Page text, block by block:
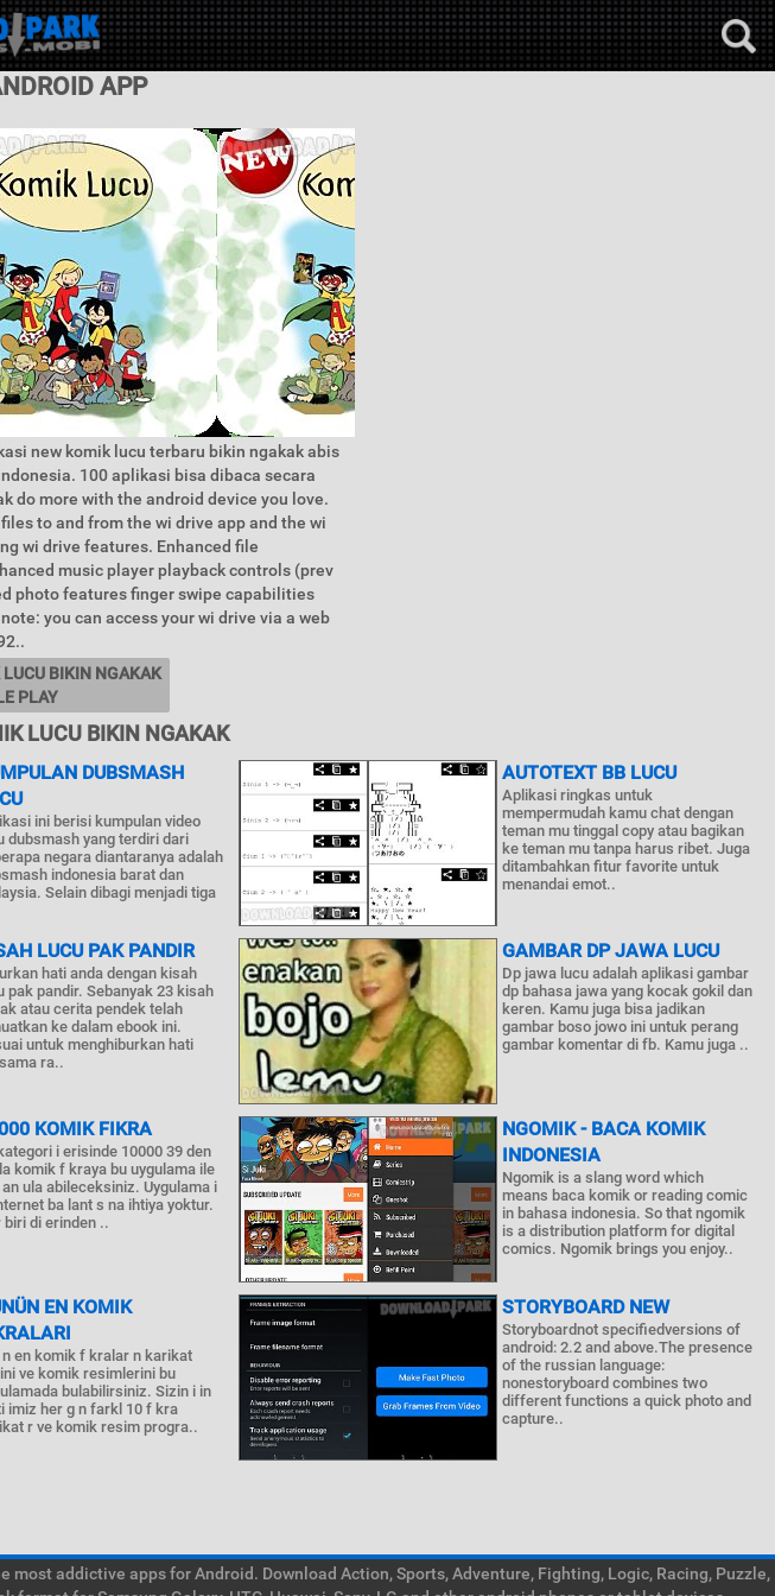
APP
new komik lucu terbaru bikin ngakak abis
100 aplikasi bisa dibaca secara
do more with the android device you love.
to and from the wi drive app and the wi
wi drive features. Enhanced file
music player playback controls (prev
photo features finger swipe capabilities
you can access your wi drive via a web
BIKIN NGAKAK
PLAY
LUCU BIKIN NGAKAK
DUBSMASH
ini berisi kumpulan video
dubsmash yang terdiri dari
negara diantaranya adalah
indonesia barat dan
Selain dibagi menjadi tiga
AUTOTEXT BB LUCU
Aplikasi ringkas untuk
mempermudah kamu chat dengan
teman mu tinggal copy atau bagikan
ke teman mu tanpa harus ribet. Juga
ditambahkan fitur favorite untuk
menandai emot..
LUCU PAK PANDIR
hati anda dengan kisah
pak pandir. Sebanyak 23 kisah
atau cerita pendek telah
ke dalam ebook ini.
untuk menghiburkan hati
ra..
GAMBAR DP JAWA LUCU
Dp jawa lucu adalah aplikasi gambar
dp bahasa jawa yang kocak gokil dan
keren. Kamu juga bisa jadikan
gambar boso jowo ini untuk perang
gambar komentar di fb. Kamu juga ..
KOMIK FIKRA
i erisinde 10000 39 den
komik f kraya bu uygulama ile
an ula abileceksiniz. Uygulama i
ba lant s na ihtiya yoktur.
biri di erinden ..
NGOMIK - BACA KOMIK
INDONESIA
Ngomik is a slang word which
means baca komik or reading comic
in bahasa indonesia. So that ngomik
is a distribution platform for digital
comics. Ngomik brings you enjoy..
EN KOMIK
n en komik f kralar n karikat
ve komik resimlerini bu
bulabilirsiniz. Sizin i in
imiz her g n farkl 10 f kra
r ve komik resim progra..
STORYBOARD NEW
Storyboardnot specifiedversions of
android: 2.2 and above.The presence
of the russian language:
nonestoryboard combines two
different functions a quick photo and
capture..
addictive apps for Android. Download Action, Sports, Adventure, Fighting, Logic, Racing, Puzzle,